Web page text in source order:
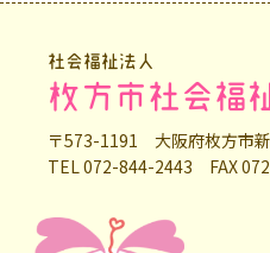
社会福祉法人
枚方市社会福
〒573-1191 大阪府枚方市
TEL 072-844-2443 FAX